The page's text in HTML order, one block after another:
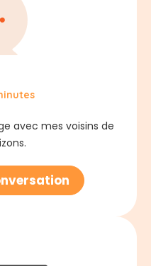
avec mes voisins de